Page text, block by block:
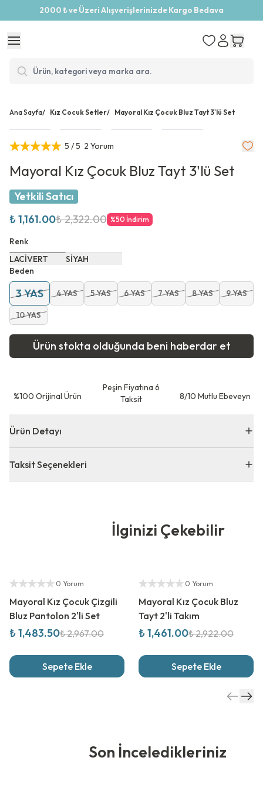
2000 ₺ ve Üzeri Alışverişlerinizde Kargo Bedava
Ana Sayfa/ Kız Cocuk Setler/ Mayoral Kız Çocuk Bluz Tayt 3'lü Set
5 / 5 2 Yorum
Mayoral Kız Çocuk Bluz Tayt 3'lü Set
Yetkili Satıcı
₺ 1,161.00₺ 2,322.00 %50 İndirim
Renk
LACİVERT
SİYAH
Beden
3 YAS 4 YAS 5 YAS 6 YAS 7 YAS 8 YAS 9 YAS
10 YAS
Ürün stokta olduğunda beni haberdar et
⁠%100 Orijinal Ürün
Peşin Fiyatına 6
Taksit
8/10 Mutlu Ebeveyn
Ürün Detayı
Taksit Seçenekleri
İlginizi Çekebilir
Yetkili Satıcı
0 Yorum
Mayoral Kız Çocuk Çizgili
Bluz Pantolon 2'li Set
₺ 1,483.50₺ 2,967.00
Sepete Ekle
Yetkili Satıcı
0 Yorum
Mayoral Kız Çocuk Bluz
Tayt 2'li Takım
₺ 1,461.00₺ 2,922.00
Sepete Ekle
Son İnceledikleriniz